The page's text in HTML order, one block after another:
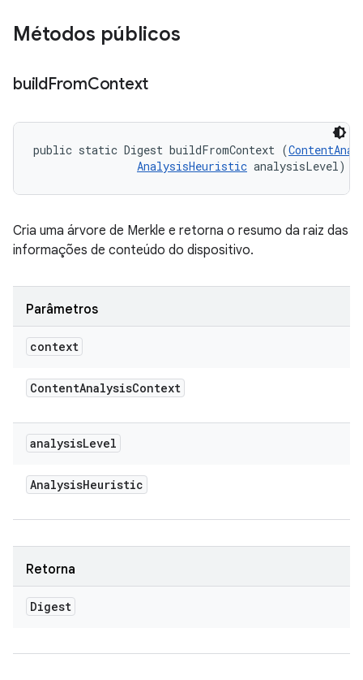
Métodos públicos
buildFromContext
public static Digest buildFromContext (
AnalysisHeuristic analysisLevel)
Cria uma árvore de Merkle e retorna o resumo da raiz das
informações de conteúdo do dispositivo.
Parâmetros
context
ContentAnalysisContext
analysisLevel
AnalysisHeuristic
Retorna
Digest